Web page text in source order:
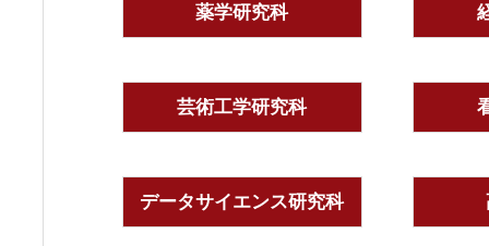
薬学研究科
芸術工学研究科
データサイエンス研究科